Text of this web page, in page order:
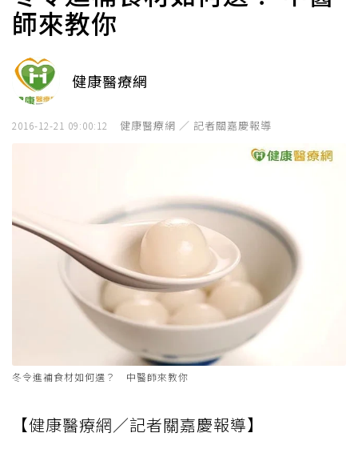
師來教你
健康醫療網
2016-12-21 09:00:12 健康醫療網 ／ 記者關嘉慶報導
冬令進補食材如何選？ 中醫師來教你
【健康醫療網／記者關嘉慶報導】